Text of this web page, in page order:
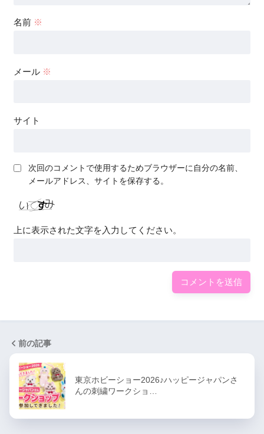
名前 ※
メール ※
サイト
次回のコメントで使用するためブラウザーに自分の名前、
メールアドレス、サイトを保存する。
上に表示された文字を入力してください。
前の記事
東京ホビーショー2026♪ハッピージャパンさ
んの刺繍ワークショ…